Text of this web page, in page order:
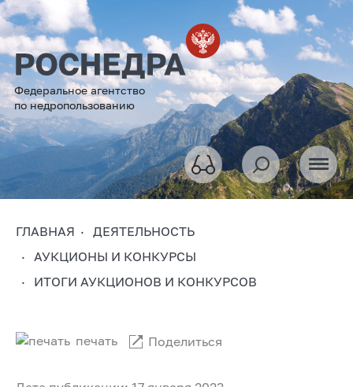
Федеральное агентство
по недропользованию
ГЛАВНАЯ
ДЕЯТЕЛЬНОСТЬ
АУКЦИОНЫ И КОНКУРСЫ
ИТОГИ АУКЦИОНОВ И КОНКУРСОВ
печать Поделиться